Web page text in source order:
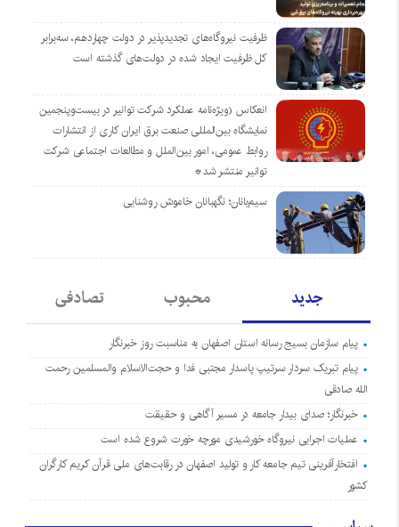
ظرفیت نیروگاه‌های تجدیدپذیر در دولت چهاردهم، سه‌برابر
کل ظرفیت ایجاد شده در دولت‌های گذشته است
انعکاس (ویژه‌نامه عملکرد شرکت توانیر در بیست‌وپنجمین
نمایشگاه بین‌المللی صنعت برق ایران کاری از انتشارات
روابط عمومی، امور بین‌الملل و مطالعات اجتماعی شرکت
توانیر منتشر شد*
سیم‌بانان؛ نگهبانان خاموش روشنایی
جدید محبوب تصادفی
پیام سازمان بسیج رسانه استان اصفهان به مناسبت روز خبرنگار
پیام تبریک سردار سرتیپ پاسدار مجتبی فدا و حجت‌الاسلام والمسلمین رحمت
الله صادقی
خبرنگار؛ صدای بیدار جامعه در مسیر آگاهی و حقیقت
عملیات اجرایی نیروگاه خورشیدی مورچه خورت شروع شده است
افتخارآفرینی تیم جامعه کار و تولید اصفهان در رقابت‌های ملی قرآن کریم کارگران
کشور